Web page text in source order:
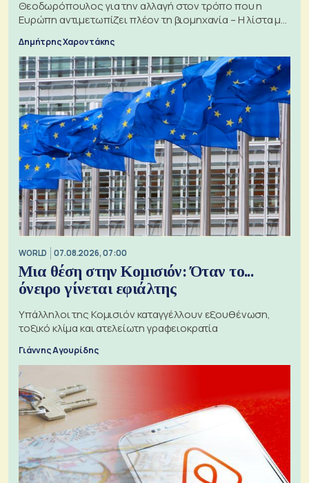
Θεοδωρόπουλος για την αλλαγή στον τρόπο που η
Ευρώπη αντιμετωπίζει πλέον τη βιομηχανία – Η λίστα με
Δημήτρης Χαροντάκης
WORLD 07.08.2026, 07:00
Μια θέση στην Κομισιόν: Όταν το...
όνειρο γίνεται εφιάλτης
Υπάλληλοι της Κομισιόν καταγγέλλουν εξουθένωση,
τοξικό κλίμα και ατελείωτη γραφειοκρατία
Γιάννης Αγουρίδης